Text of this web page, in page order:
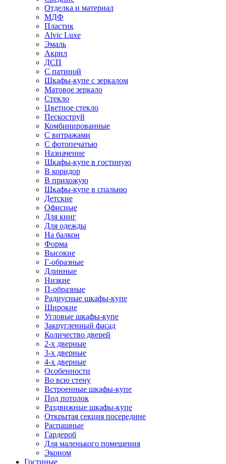
Отделка и материал
МДФ
Пластик
Alvic Luxe
Эмаль
Акрил
ДСП
С патиной
Шкафы-купе с зеркалом
Матовое зеркало
Стекло
Цветное стекло
Пескоструй
Комбинированные
С витражами
С фотопечатью
Назначение
Шкафы-купе в гостиную
В коридор
В прихожую
Шкафы-купе в спальню
Детские
Офисные
Для книг
Для одежды
На балкон
Форма
Высокие
Г-образные
Длинные
Низкие
П-образные
Радиусные шкафы-купе
Широкие
Угловые шкафы-купе
Закругленный фасад
Количество дверей
2-х дверные
3-х дверные
4-х дверные
Особенности
Во всю стену
Встроенные шкафы-купе
Под потолок
Раздвижные шкафы-купе
Открытая секция посередине
Распашные
Гардероб
Для маленького помещения
Эконом
Гостиные